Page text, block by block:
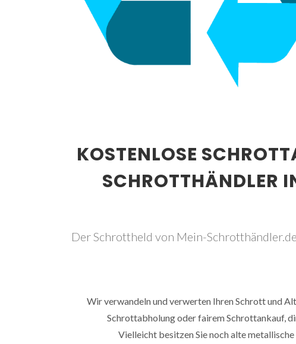
KOSTENLOSE
SCHROTTHÄNDLER
Der Schrottheld von Mein-
Wir verwandeln und verwerten Ihren Schrott und
Schrottabholung oder fairem Schrottankauf,
Vielleicht besitzen Sie noch alte